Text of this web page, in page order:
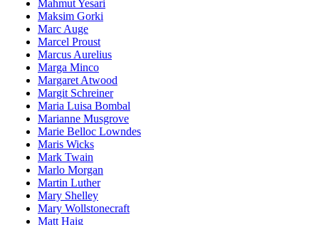
Mahmut Yesari
Maksim Gorki
Marc Auge
Marcel Proust
Marcus Aurelius
Marga Minco
Margaret Atwood
Margit Schreiner
Maria Luisa Bombal
Marianne Musgrove
Marie Belloc Lowndes
Maris Wicks
Mark Twain
Marlo Morgan
Martin Luther
Mary Shelley
Mary Wollstonecraft
Matt Haig